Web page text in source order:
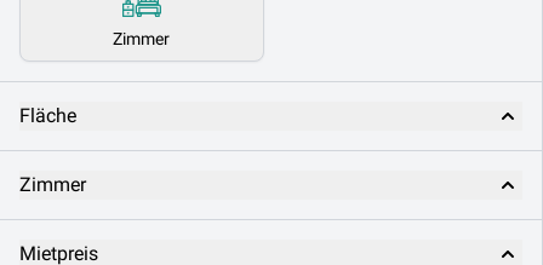
Zimmer
Fläche
Zimmer
Mietpreis